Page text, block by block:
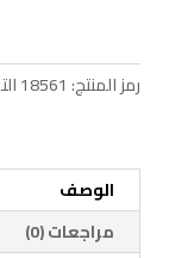
رمز المنتج: 18561
الوصف
مراجعات (0)